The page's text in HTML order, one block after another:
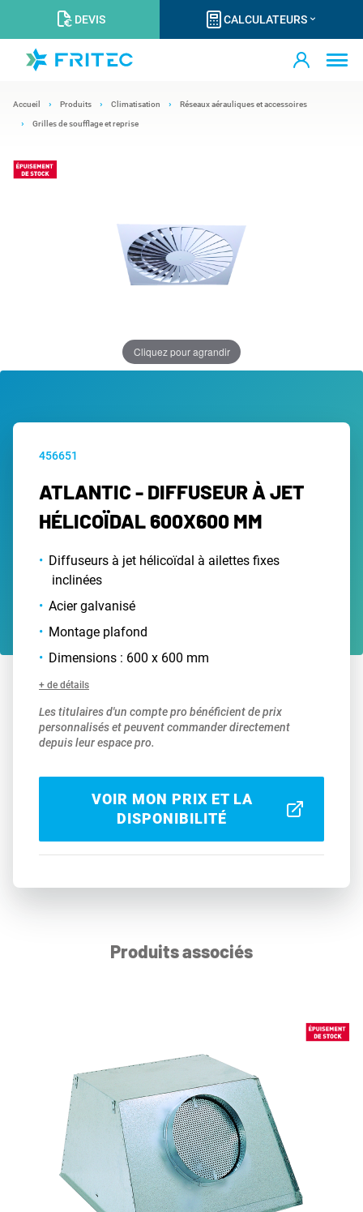
DEVIS CALCULATEURS
Accueil Produits Climatisation Réseaux aérauliques et accessoires
Grilles de soufflage et reprise
Cliquez pour agrandir
456651
ATLANTIC - DIFFUSEUR À JET
HÉLICOÏDAL 600X600 MM
Diffuseurs à jet hélicoïdal à ailettes fixes
inclinées
Acier galvanisé
Montage plafond
Dimensions : 600 x 600 mm
+ de détails
Les titulaires d'un compte pro bénéficient de prix
personnalisés et peuvent commander directement
depuis leur espace pro.
VOIR MON PRIX ET LA
DISPONIBILITÉ
Produits associés